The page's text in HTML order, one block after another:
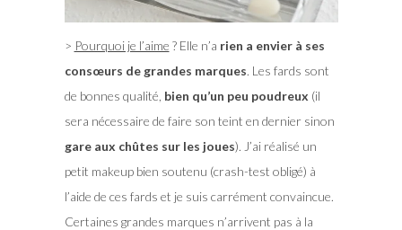
> Pourquoi je l’aime ? Elle n’a rien a envier à ses
consœurs de grandes marques. Les fards sont
de bonnes qualité, bien qu’un peu poudreux (il
sera nécessaire de faire son teint en dernier sinon
gare aux chûtes sur les joues). J’ai réalisé un
petit makeup bien soutenu (crash-test obligé) à
l’aide de ces fards et je suis carrément convaincue.
Certaines grandes marques n’arrivent pas à la